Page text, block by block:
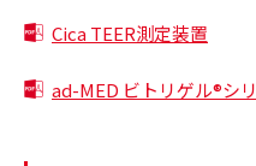
Cica TEER測定装置
ad-MED ビトリゲル®シ